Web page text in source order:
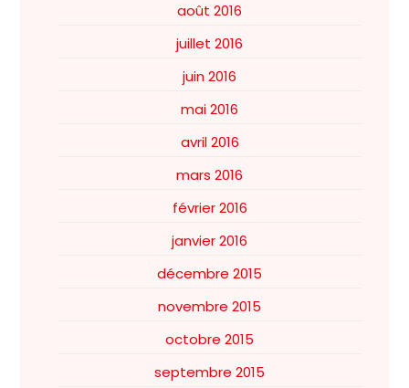
août 2016
juillet 2016
juin 2016
mai 2016
avril 2016
mars 2016
février 2016
janvier 2016
décembre 2015
novembre 2015
octobre 2015
septembre 2015